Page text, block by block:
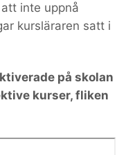
inte uppnå
kursläraren satt i
på skolan
kurser, fliken